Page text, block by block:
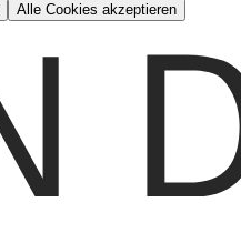
Alle Cookies akzeptieren